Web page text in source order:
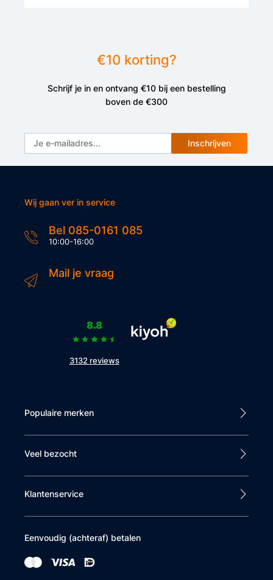
€10 korting?
Schrijf je in en ontvang €10 bij een bestelling
boven de €300
Inschrijven
Wij gaan ver in service
Bel 085-0161 085
10:00-16:00
Mail je vraag
8.8
3132 reviews
Populaire merken
Veel bezocht
Klantenservice
Eenvoudig (achteraf) betalen